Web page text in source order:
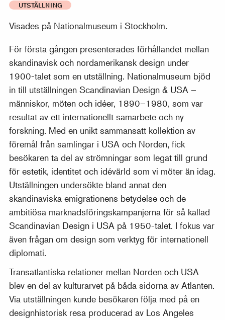
UTSTÄLLNING
Visades på Nationalmuseum i Stockholm.
För första gången presenterades förhållandet mellan
skandinavisk och nordamerikansk design under
1900-talet som en utställning. Nationalmuseum bjöd
in till utställningen Scandinavian Design & USA –
människor, möten och idéer, 1890–1980, som var
resultat av ett internationellt samarbete och ny
forskning. Med en unikt sammansatt kollektion av
föremål från samlingar i USA och Norden, fick
besökaren ta del av strömningar som legat till grund
för estetik, identitet och idévärld som vi möter än idag.
Utställningen undersökte bland annat den
skandinaviska emigrationens betydelse och de
ambitiösa marknadsföringskampanjerna för så kallad
Scandinavian Design i USA på 1950-talet. I fokus var
även frågan om design som verktyg för internationell
diplomati.
Transatlantiska relationer mellan Norden och USA
blev en del av kulturarvet på båda sidorna av Atlanten.
Via utställningen kunde besökaren följa med på en
designhistorisk resa producerad av Los Angeles